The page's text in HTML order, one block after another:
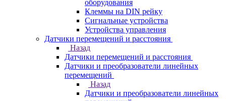
оборудования
Клеммы на DIN рейку
Сигнальные устройства
Устройства управления
Датчики перемещений и расстояния
Назад
Датчики перемещений и расстояния
Датчики и преобразователи линейных
перемещений
Назад
Датчики и преобразователи линейных